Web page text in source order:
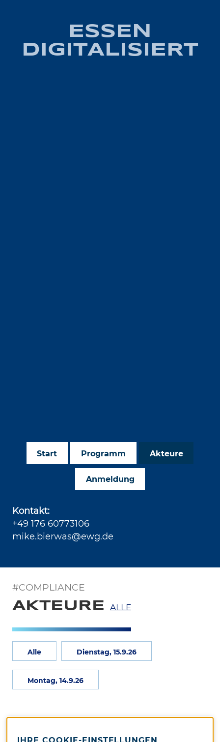
ESSEN
DIGITALISIERT
Start Programm Akteure
Anmeldung
Kontakt:
+49 176 60773106
mike.bierwas@ewg.de
#COMPLIANCE
AKTEURE ALLE
Alle Dienstag, 15.9.26
Montag, 14.9.26
IHRE COOKIE-EINSTELLUNGEN